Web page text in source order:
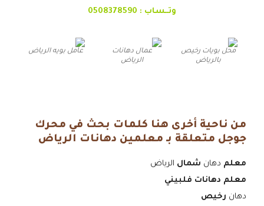
وتــساب : 0508378590
محل بويات رخيص
بالرياض
عمال دهانات
الرياض
عامل بويه الرياض
من ناحية أخرى هنا كلمات بحث في محرك
جوجل متعلقة بـ معلمين دهانات الرياض
معلم دهان شمال الرياض
معلم دهانات فلبيني
دهان رخيص